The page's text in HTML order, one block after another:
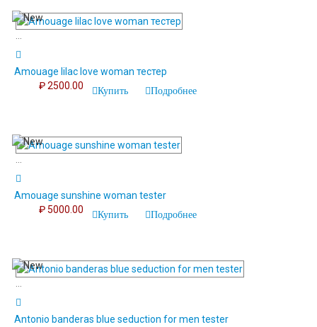
...
Amouage lilac love woman тестер
₽ 2500.00
Купить Подробнее
...
Amouage sunshine woman tester
₽ 5000.00
Купить Подробнее
...
Antonio banderas blue seduction for men tester